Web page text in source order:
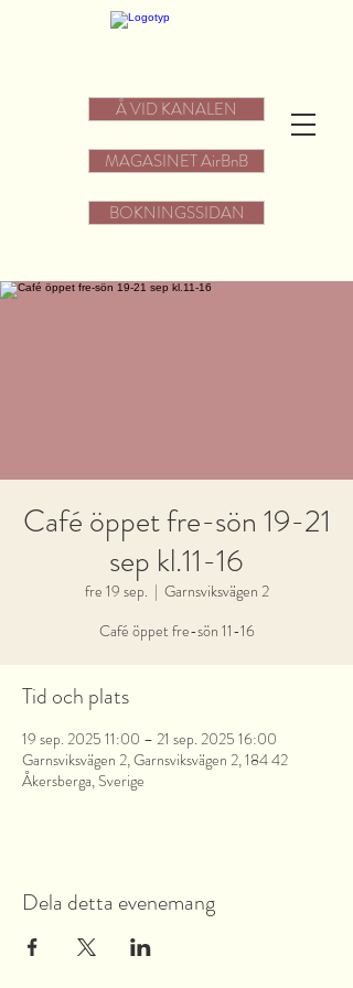
Å VID KANALEN
MAGASINET AirBnB
BOKNINGSSIDAN
Café öppet fre-sön 19-21
sep kl.11-16
fre 19 sep.
  |
Garnsviksvägen 2
Café öppet fre-sön 11-16
Tid och plats
19 sep. 2025 11:00 – 21 sep. 2025 16:00
Garnsviksvägen 2, Garnsviksvägen 2, 184 42
Åkersberga, Sverige
Dela detta evenemang